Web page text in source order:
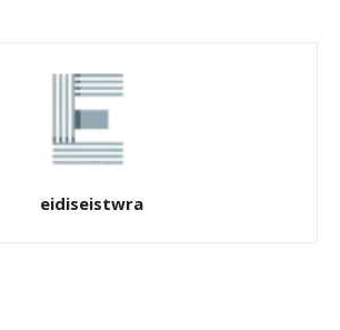
eidiseistwra